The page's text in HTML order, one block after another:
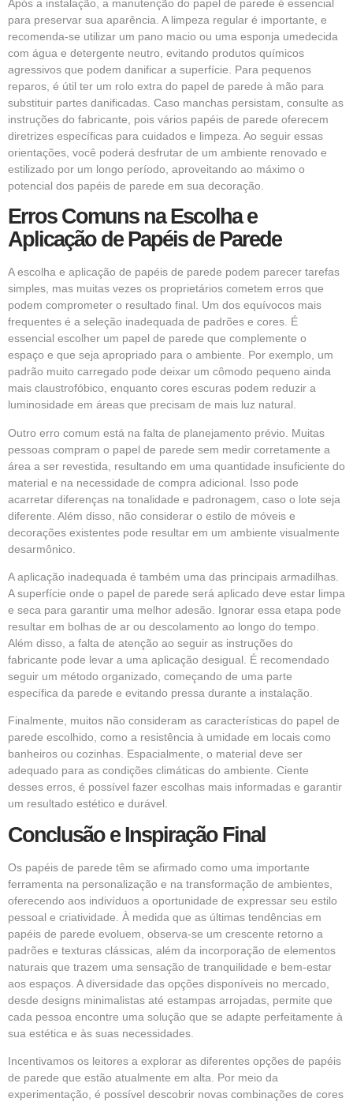
Após a instalação, a manutenção do papel de parede é essencial
para preservar sua aparência. A limpeza regular é importante, e
recomenda-se utilizar um pano macio ou uma esponja umedecida
com água e detergente neutro, evitando produtos químicos
agressivos que podem danificar a superfície. Para pequenos
reparos, é útil ter um rolo extra do papel de parede à mão para
substituir partes danificadas. Caso manchas persistam, consulte as
instruções do fabricante, pois vários papéis de parede oferecem
diretrizes específicas para cuidados e limpeza. Ao seguir essas
orientações, você poderá desfrutar de um ambiente renovado e
estilizado por um longo período, aproveitando ao máximo o
potencial dos papéis de parede em sua decoração.
Erros Comuns na Escolha e
Aplicação de Papéis de Parede
A escolha e aplicação de papéis de parede podem parecer tarefas
simples, mas muitas vezes os proprietários cometem erros que
podem comprometer o resultado final. Um dos equívocos mais
frequentes é a seleção inadequada de padrões e cores. É
essencial escolher um papel de parede que complemente o
espaço e que seja apropriado para o ambiente. Por exemplo, um
padrão muito carregado pode deixar um cômodo pequeno ainda
mais claustrofóbico, enquanto cores escuras podem reduzir a
luminosidade em áreas que precisam de mais luz natural.
Outro erro comum está na falta de planejamento prévio. Muitas
pessoas compram o papel de parede sem medir corretamente a
área a ser revestida, resultando em uma quantidade insuficiente do
material e na necessidade de compra adicional. Isso pode
acarretar diferenças na tonalidade e padronagem, caso o lote seja
diferente. Além disso, não considerar o estilo de móveis e
decorações existentes pode resultar em um ambiente visualmente
desarmônico.
A aplicação inadequada é também uma das principais armadilhas.
A superfície onde o papel de parede será aplicado deve estar limpa
e seca para garantir uma melhor adesão. Ignorar essa etapa pode
resultar em bolhas de ar ou descolamento ao longo do tempo.
Além disso, a falta de atenção ao seguir as instruções do
fabricante pode levar a uma aplicação desigual. É recomendado
seguir um método organizado, começando de uma parte
específica da parede e evitando pressa durante a instalação.
Finalmente, muitos não consideram as características do papel de
parede escolhido, como a resistência à umidade em locais como
banheiros ou cozinhas. Espacialmente, o material deve ser
adequado para as condições climáticas do ambiente. Ciente
desses erros, é possível fazer escolhas mais informadas e garantir
um resultado estético e durável.
Conclusão e Inspiração Final
Os papéis de parede têm se afirmado como uma importante
ferramenta na personalização e na transformação de ambientes,
oferecendo aos indivíduos a oportunidade de expressar seu estilo
pessoal e criatividade. À medida que as últimas tendências em
papéis de parede evoluem, observa-se um crescente retorno a
padrões e texturas clássicas, além da incorporação de elementos
naturais que trazem uma sensação de tranquilidade e bem-estar
aos espaços. A diversidade das opções disponíveis no mercado,
desde designs minimalistas até estampas arrojadas, permite que
cada pessoa encontre uma solução que se adapte perfeitamente à
sua estética e às suas necessidades.
Incentivamos os leitores a explorar as diferentes opções de papéis
de parede que estão atualmente em alta. Por meio da
experimentação, é possível descobrir novas combinações de cores